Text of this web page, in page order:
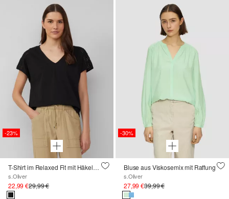
-23%
T-Shirt im Relaxed Fit mit Häkelspitze
s.Oliver
22,99 €29,99 €
-30%
Bluse aus Viskosemix mit Raffung
s.Oliver
27,99 €39,99 €